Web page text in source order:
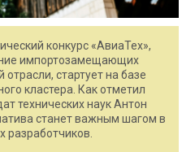
конкурс «АвиаТех»,
импортозамещающих
стартует на базе
кластера. Как отметил
технических наук Антон
станет важным шагом в
разработчиков.